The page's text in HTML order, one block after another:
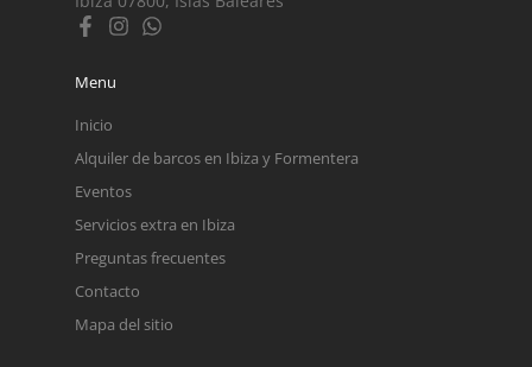
Menu
Inicio
Alquiler de barcos en Ibiza y Formentera
Eventos
Servicios extra en Ibiza
Preguntas frecuentes
Contacto
Mapa del sitio